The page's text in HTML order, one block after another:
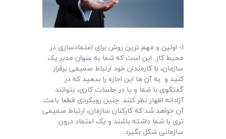
1- اولین و مهم ترین روش برای اعتمادسازی در
محیط کار این است که شما به عنوان مدیر یک
سازمان، با کارمندان خود ارتباط صمیمی برقرار
کنید و به آن ها این اجازه را بدهید که در
گفتگوی با شما و یا در جلسات کاری، بتوانند
آزادانه اظهار نظر کنند. چنین رویکردی قطعا باعث
آن خواهد شد که کارکنان سازمان، ارتباط صمیمی
تری با شما داشته باشند و یک اعتماد درون
سازمانی شکل بگیرد.